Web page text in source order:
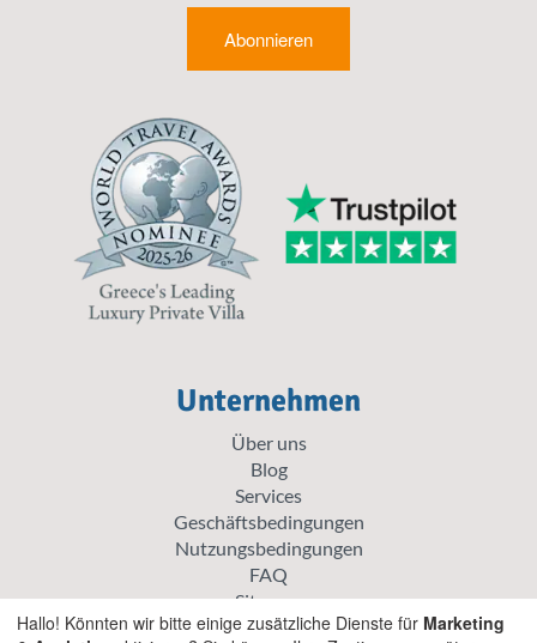
Abonnieren
Unternehmen
Über uns
Blog
Services
Geschäftsbedingungen
Nutzungsbedingungen
FAQ
Sitemap
Karriere
Hallo! Könnten wir bitte einige zusätzliche Dienste für Marketing